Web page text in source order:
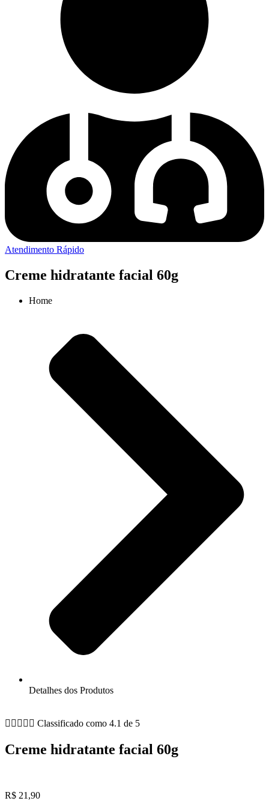
Atendimento Rápido
Creme hidratante facial 60g
Home
Detalhes dos Produtos
     Classificado como 4.1 de 5
Creme hidratante facial 60g
R$ 21,90